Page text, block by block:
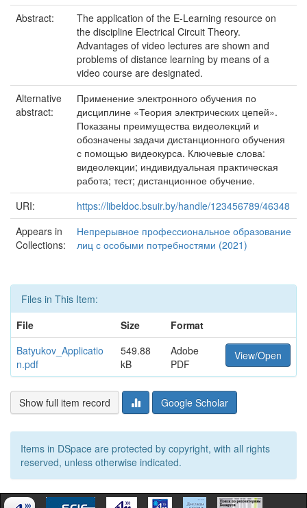
Abstract:
The application of the E-Learning resource on
the discipline Electrical Circuit Theory.
Advantages of video lectures are shown and
problems of distance learning by means of a
video course are designated.
Alternative
abstract:
Применение электронного обучения по
дисциплине «Теория электрических цепей».
Показаны преимущества видеолекций и
обозначены задачи дистанционного обучения
с помощью видеокурса. Ключевые слова:
видеолекции; индивидуальная практическая
работа; тест; дистанционное обучение.
URI:
https://libeldoc.bsuir.by/handle/123456789/46348
Appears in
Collections:
Непрерывное профессиональное образование
лиц с особыми потребностями (2021)
Files in This Item:
File
Size
Format
Batyukov_Applicatio
n.pdf
549.88
kB
Adobe
PDF
View/Open
Show full item record Google Scholar
Items in DSpace are protected by copyright, with all rights
reserved, unless otherwise indicated.